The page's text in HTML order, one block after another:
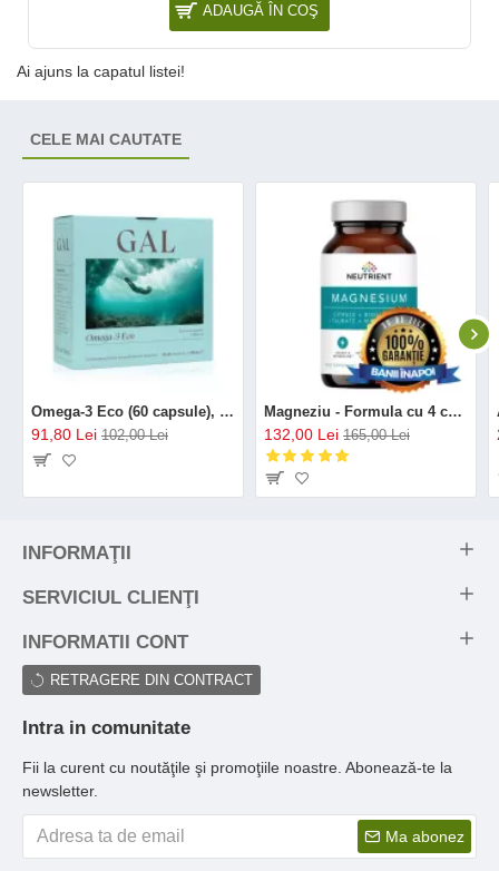
ADAUGĂ ÎN COŞ
Ai ajuns la capatul listei!
CELE MAI CAUTATE
Omega-3 Eco (60 capsule), GAL
91,80 Lei 102,00 Lei
Magneziu - Formula cu 4 chelați (120 capsule), Neutrient
132,00 Lei 165,00 Lei
INFORMAŢII
SERVICIUL CLIENŢI
INFORMATII CONT
RETRAGERE DIN CONTRACT
Intra in comunitate
Fii la curent cu noutăţile şi promoţiile noastre. Abonează-te la
newsletter.
Ma abonez